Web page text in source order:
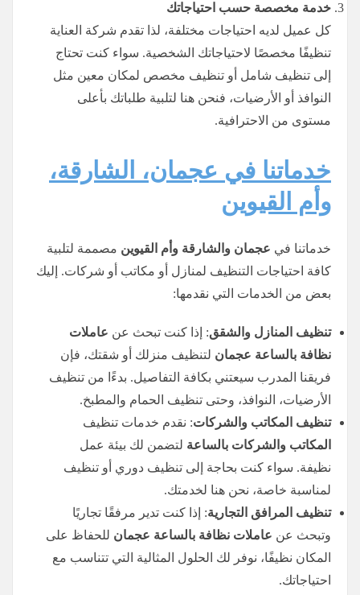
خدمة مخصصة حسب احتياجاتك
كل عميل لديه احتياجات مختلفة، لذا تقدم شركة العناية
تنظيفًا مخصصًا لاحتياجاتك الشخصية. سواء كنت تحتاج
إلى تنظيف شامل أو تنظيف مخصص لمكان معين مثل
النوافذ أو الأرضيات، فنحن هنا لتلبية طلباتك بأعلى
مستوى من الاحترافية.
خدماتنا في عجمان، الشارقة،
وأم القيوين
خدماتنا في عجمان والشارقة وأم القيوين مصممة لتلبية
كافة احتياجات التنظيف لمنازل أو مكاتب أو شركات. إليك
بعض من الخدمات التي نقدمها:
تنظيف المنازل والشقق: إذا كنت تبحث عن عاملات
نظافة بالساعة عجمان لتنظيف منزلك أو شقتك، فإن
فريقنا المدرب سيعتني بكافة التفاصيل. بدءًا من تنظيف
الأرضيات، النوافذ، وحتى تنظيف الحمام والمطبخ.
تنظيف المكاتب والشركات: نقدم خدمات تنظيف
المكاتب والشركات بالساعة لتضمن لك بيئة عمل
نظيفة. سواء كنت بحاجة إلى تنظيف دوري أو تنظيف
لمناسبة خاصة، نحن هنا لخدمتك.
تنظيف المرافق التجارية: إذا كنت تدير مرفقًا تجاريًا
وتبحث عن عاملات نظافة بالساعة عجمان للحفاظ على
المكان نظيفًا، نوفر لك الحلول المثالية التي تتناسب مع
احتياجاتك.